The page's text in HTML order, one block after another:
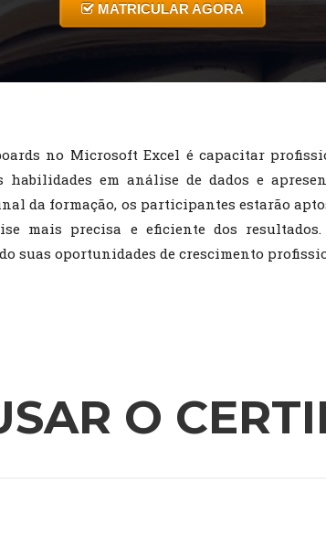
MATRICULAR AGORA
no Microsoft Excel é capacitar
em análise de dados e
da formação, os participantes estarão
mais precisa e eficiente dos
suas oportunidades de crescimento
O